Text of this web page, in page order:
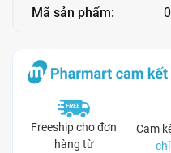
Mã sản phẩm:
Freeship cho đơn
hàng từ
Cam